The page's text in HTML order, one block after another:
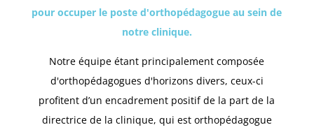
pour occuper le poste d'orthopédagogue au sein de
notre clinique.
Notre équipe étant principalement composée
d'orthopédagogues d'horizons divers, ceux-ci
profitent d’un encadrement positif de la part de la
directrice de la clinique, qui est orthopédagogue